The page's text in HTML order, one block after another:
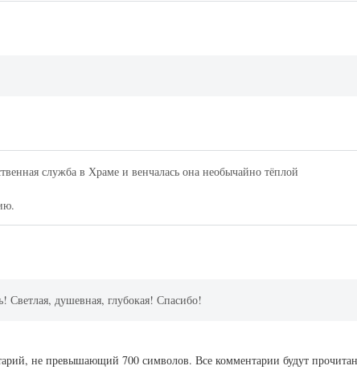
служба в Храме и венчалась она необычайно тёплой
Светлая, душевная, глубокая! Спасибо!
не превышающий 700 символов. Все комментарии будут